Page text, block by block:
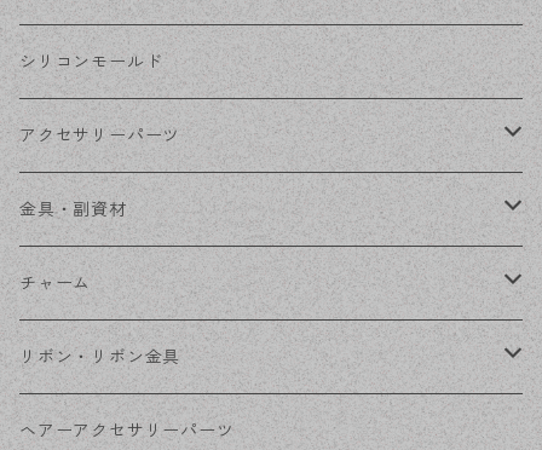
ステンレス・ゴールド
ノンホールピアス
ステンレスイヤリング
ステンレスチェーン
ステンレス金具
シリコンモールド
アクセサリーパーツ
デザイン丸カン
フレーム
コネクター
その他
金具・副資材
丸カン
ピン類
花座・ビーズキャップ
チャーム
金属
アクリル・プラ
リボン・リボン金具
リボン
ヘアーアクセサリーパーツ